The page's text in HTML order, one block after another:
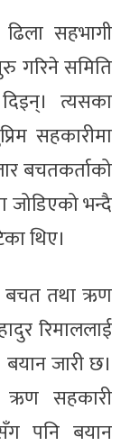
सहभागी
गरिने समिति
त्यसका
सहकारीमा
बचतकर्ताको
जोडिएको भन्दै
थिए।
बचत तथा ऋण
रिमाललाई
जारी छ।
ऋण सहकारी
पनि बयान